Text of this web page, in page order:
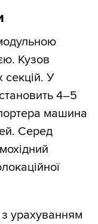
Кузов
секцій. У
становить 4–5
машина
Серед
з урахуванням